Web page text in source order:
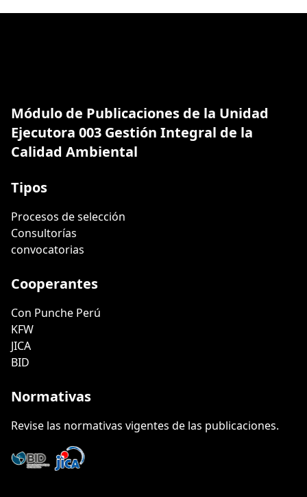
Módulo de Publicaciones de la Unidad
Ejecutora 003 Gestión Integral de la
Calidad Ambiental
Tipos
Procesos de selección
Consultorías
convocatorias
Cooperantes
Con Punche Perú
KFW
JICA
BID
Normativas
Revise las normativas vigentes de las publicaciones.